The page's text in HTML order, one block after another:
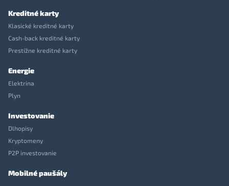
Kreditné karty
Klasické kreditné karty
Cash-back kreditné karty
Prestížne kreditné karty
Energie
Elektrina
Plyn
Investovanie
Dlhopisy
Kryptomeny
P2P investovanie
Mobilné paušály